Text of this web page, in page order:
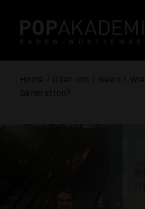
Home / Über uns / News /
Generation?